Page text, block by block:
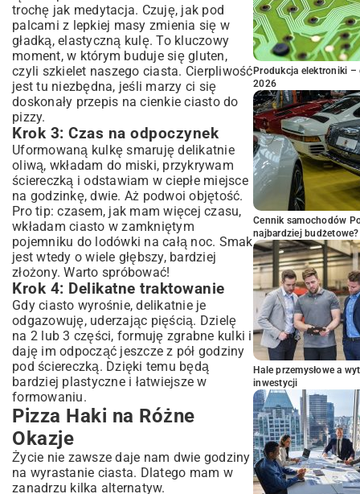
trochę jak medytacja. Czuję, jak pod
palcami z lepkiej masy zmienia się w
gładką, elastyczną kulę. To kluczowy
moment, w którym buduje się gluten,
czyli szkielet naszego ciasta. Cierpliwość
jest tu niezbędna, jeśli marzy ci się
doskonały przepis na cienkie ciasto do
pizzy.
Krok 3: Czas na odpoczynek
Uformowaną kulkę smaruję delikatnie
oliwą, wkładam do miski, przykrywam
ściereczką i odstawiam w ciepłe miejsce
na godzinkę, dwie. Aż podwoi objętość.
Pro tip: czasem, jak mam więcej czasu,
wkładam ciasto w zamkniętym
pojemniku do lodówki na całą noc. Smak
jest wtedy o wiele głębszy, bardziej
złożony. Warto spróbować!
Krok 4: Delikatne traktowanie
Gdy ciasto wyrośnie, delikatnie je
odgazowuję, uderzając pięścią. Dzielę
na 2 lub 3 części, formuję zgrabne kulki i
daję im odpocząć jeszcze z pół godziny
pod ściereczką. Dzięki temu będą
bardziej plastyczne i łatwiejsze w
formowaniu.
Pizza Haki na Różne
Okazje
Życie nie zawsze daje nam dwie godziny
na wyrastanie ciasta. Dlatego mam w
zanadrzu kilka alternatyw.
Produkcja elektroniki –
2026
Cennik samochodów
najbardziej budżetowe?
Hale przemysłowe a
inwestycji